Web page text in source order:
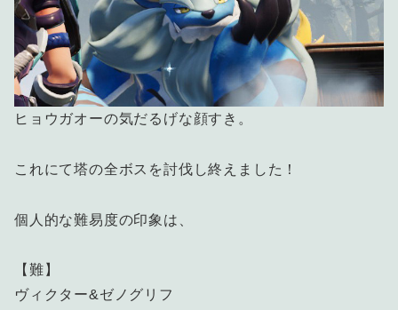
ヒョウガオーの気だるげな顔すき。
これにて塔の全ボスを討伐し終えました！
個人的な難易度の印象は、
【難】
ヴィクター&ゼノグリフ